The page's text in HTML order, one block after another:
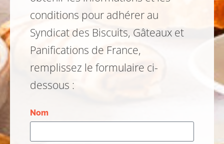
conditions pour adhérer au
Syndicat des Biscuits, Gâteaux et
Panifications de France,
remplissez le formulaire ci-
dessous :
Nom